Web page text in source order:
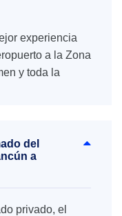
experiencia
a la Zona
y toda la
del
a
privado, el